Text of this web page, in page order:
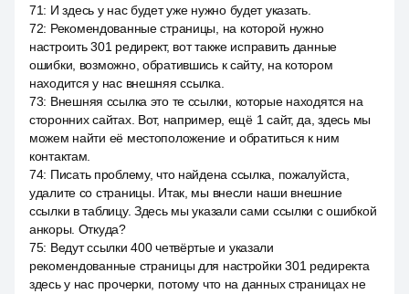
71: И здесь у нас будет уже нужно будет указать.
72: Рекомендованные страницы, на которой нужно
настроить 301 редирект, вот также исправить данные
ошибки, возможно, обратившись к сайту, на котором
находится у нас внешняя ссылка.
73: Внешняя ссылка это те ссылки, которые находятся на
сторонних сайтах. Вот, например, ещё 1 сайт, да, здесь мы
можем найти её местоположение и обратиться к ним
контактам.
74: Писать проблему, что найдена ссылка, пожалуйста,
удалите со страницы. Итак, мы внесли наши внешние
ссылки в таблицу. Здесь мы указали сами ссылки с ошибкой
анкоры. Откуда?
75: Ведут ссылки 400 четвёртые и указали
рекомендованные страницы для настройки 301 редиректа
здесь у нас прочерки, потому что на данных страницах не